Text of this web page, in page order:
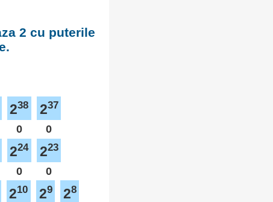
2 cu puterile
238
0
237
0
224
0
223
0
210
29
28